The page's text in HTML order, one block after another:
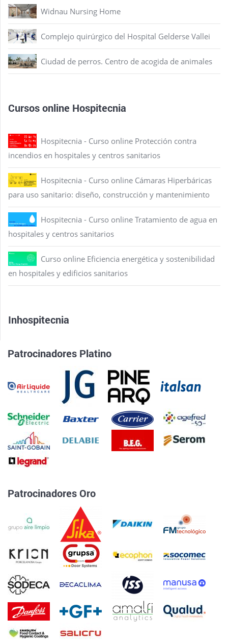
Widnau Nursing Home
Complejo quirúrgico del Hospital Gelderse Vallei
Ciudad de perros. Centro de acogida de animales
Cursos online Hospitecnia
Hospitecnia - Curso online Protección contra
incendios en hospitales y centros sanitarios
Hospitecnia - Curso online Cámaras Hiperbáricas
para uso sanitario: diseño, construcción y mantenimiento
Hospitecnia - Curso online Tratamiento de agua en
hospitales y centros sanitarios
Curso online Eficiencia energética y sostenibilidad
en hospitales y edificios sanitarios
Inhospitecnia
Patrocinadores Platino
Patrocinadores Oro